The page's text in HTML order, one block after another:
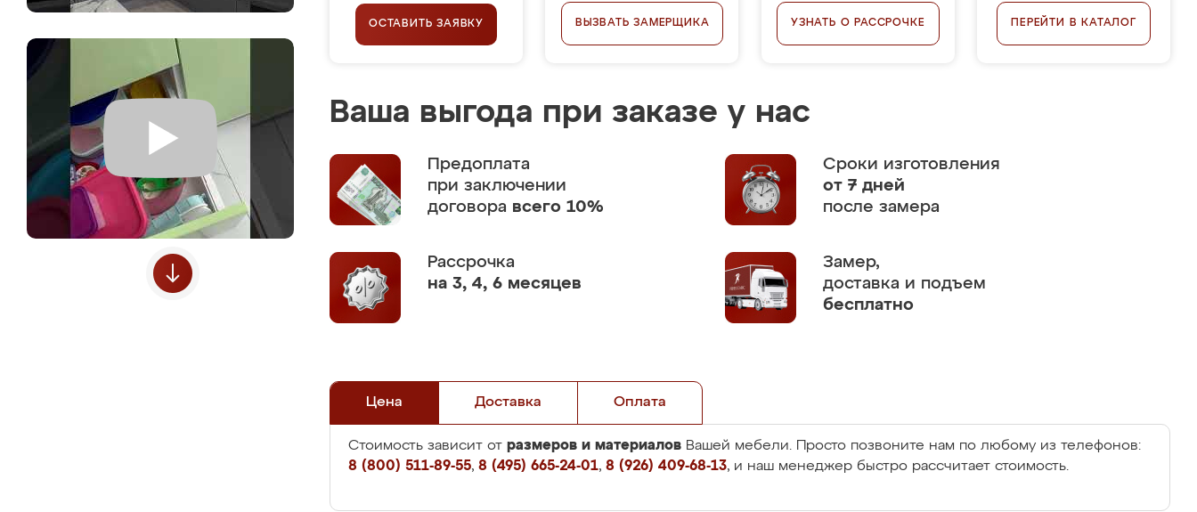
ОСТАВИТЬ ЗАЯВКУ ВЫЗВАТЬ ЗАМЕРЩИКА УЗНАТЬ О РАССРОЧКЕ ПЕРЕЙТИ В КАТАЛОГ
Ваша выгода при заказе у нас
Предоплата
при заключении
договора всего 10%
Сроки изготовления
от 7 дней
после замера
Рассрочка
на 3, 4, 6 месяцев
Замер,
доставка и подъем
бесплатно
Цена Доставка Оплата
Стоимость зависит от размеров и материалов Вашей мебели. Просто позвоните нам по любому из телефонов:
8 (800) 511-89-55, 8 (495) 665-24-01, 8 (926) 409-68-13, и наш менеджер быстро рассчитает стоимость.